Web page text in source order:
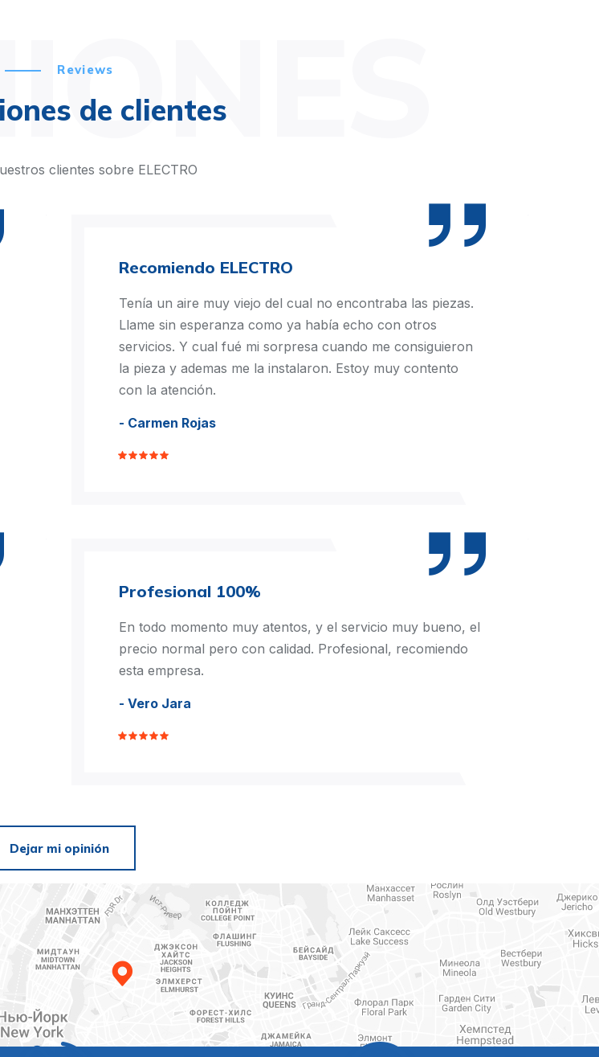
Reviews
de clientes
clientes sobre ELECTRO
Recomiendo ELECTRO
Tenía un aire muy viejo del cual no encontraba las piezas.
Llame sin esperanza como ya había echo con otros
servicios. Y cual fué mi sorpresa cuando me consiguieron
la pieza y ademas me la instalaron. Estoy muy contento
con la atención.
- Carmen Rojas
Profesional 100%
En todo momento muy atentos, y el servicio muy bueno, el
precio normal pero con calidad. Profesional, recomiendo
esta empresa.
- Vero Jara
Dejar mi opinión